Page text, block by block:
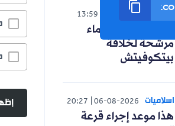
رياضة 06-08-2026
13:59
رسميا.. ثلاثة أسماء
مرشحة لخلافة
بيتكوفيتش
اسلاميات 06-08-2026
20:27
هذا موعد إجراء قرعة